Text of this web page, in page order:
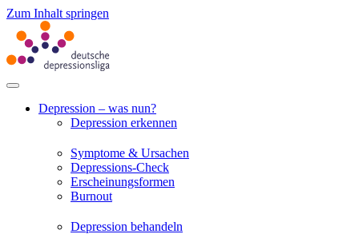
Zum Inhalt springen
Depression – was nun?
Depression erkennen
Symptome & Ursachen
Depressions-Check
Erscheinungsformen
Burnout
Depression behandeln